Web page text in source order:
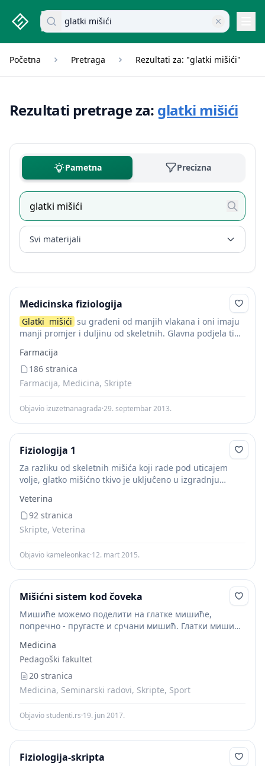
studenti.rs home page
Pretraži dokumente
Početna Pretraga Rezultati za: "glatki mišići"
Rezultati pretrage za: glatki mišići
Pametna Precizna
Svi materijali
Medicinska fiziologija
Glatki mišići su građeni od manjih vlakana i oni imaju
manji promjer i duljinu od skeletnih. Glavna podjela tih
mišiće. Višejedinični se...
Farmacija
186 stranica
Farmacija, Medicina, Skripte
Objavio izuzetnanagrada·29. septembar 2013.
Fiziologija 1
Za razliku od skeletnih mišića koji rade pod uticajem
volje, glatko mišićno tkivo je ukljuĉeno u izgradnju
uticaja volje. Glatka...
Veterina
92 stranica
Skripte, Veterina
Objavio kameleonkac·12. mart 2015.
Mišićni sistem kod čoveka
Мишиће можемо поделити на глатке мишиће,
попречно - пругасте и срчани мишић. Глатки мишићи
кажемо мишићи, обично мислимо на попречно -
пругасте...
Medicina
Pedagoški fakultet
20 stranica
Medicina, Seminarski radovi, Skripte, Sport
Objavio studenti.rs·19. jun 2017.
Fiziologija-skripta